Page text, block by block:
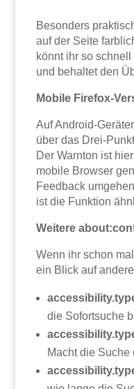
Besonders
auf der Seite
könnt ihr so
und behaltet den
Mobile Firefox-
Auf Android-
über das Drei-
Der Warnton ist
mobile Browser
Feedback
ist die Funktion
Weitere
Wenn ihr schon
ein Blick auf
die Sofortsuche
Macht die